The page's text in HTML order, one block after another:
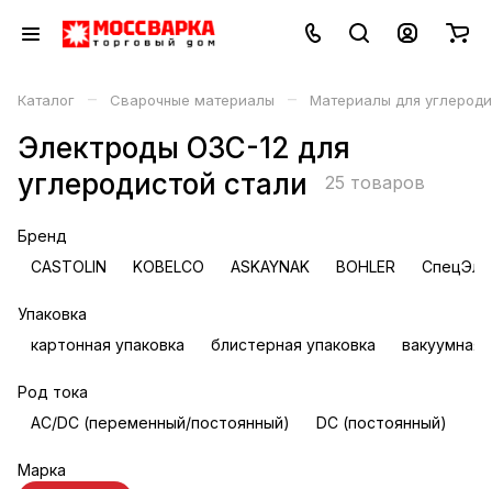
Каталог – Сварочные материалы – Материалы для
Электроды ОЗС-12 для
углеродистой стали
25 товаров
Бренд
CASTOLIN
KOBELCO ASKAYNAK BOHLER
Упаковка
картонная упаковка
блистерная упаковка вакуумная
Род тока
AC/DC (переменный/постоянный)
DC (постоянный)
Марка